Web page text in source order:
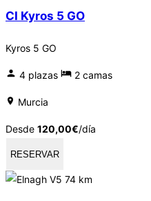
CI Kyros 5 GO
Kyros 5 GO
4 plazas 2 camas
Murcia
Desde 120,00€/día
RESERVAR
74 km